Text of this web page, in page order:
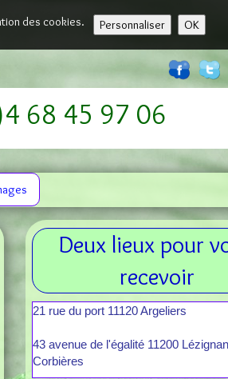
des cookies. Personnaliser OK
68 45 97 06
Deux lieux pour
recevoir
21 rue du port 11120 Argeliers
43 avenue de l'égalité 11200 Lézignan
Corbières